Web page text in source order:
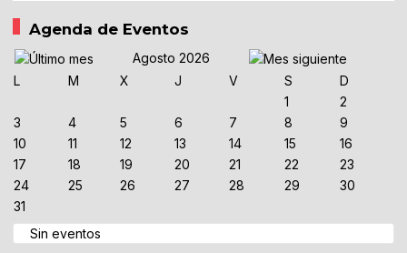
Agenda de Eventos
Agosto 2026
L
M X J V S
D
1
2
3
4 5 6 7 8
9
10
11 12 13 14 15
16
17
18 19 20 21 22
23
24
25 26 27 28 29
30
31
Sin eventos